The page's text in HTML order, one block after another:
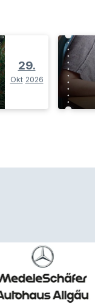
29.
Okt 2026